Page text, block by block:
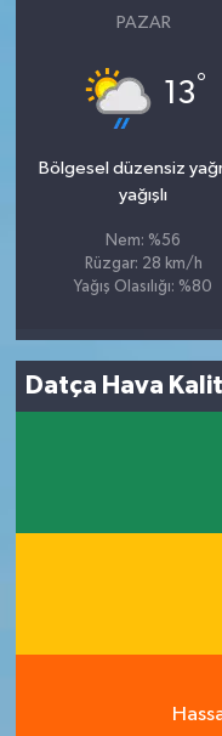
PAZAR
13°
Bölgesel düzensiz
yağışlı
Nem: %56
Rüzgar: 28 km/h
Yağış Olasılığı: %80
Datça Hava